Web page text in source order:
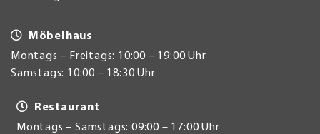
Möbelhaus
Montags – Freitags: 10:00 – 19:00 Uhr
Samstags: 10:00 – 18:30 Uhr
Restaurant
Montags – Samstags: 09:00 – 17:00 Uhr